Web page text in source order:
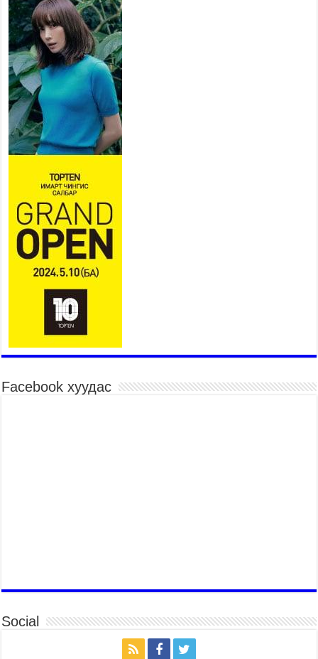
байгууллагууд дараах
хуваарийн дагуу ажиллана
2026 оны 7 сар 15 / 11 цаг 18 минут
Үндэсний их баяр наадам
эхэллээ
2026 оны 7 сар 15 / 11 цаг 14 минут
Үер усны аюулаас сэргийлж, нийслэлийн Онцгой
байдлын газрын 162 алба хаагч үүрэг гүйцэтгэж
байна
2026 оны 7 сар 15 / 11 цаг 07 минут
Үндэсний их сурын харваанд 850 харваач цэц
мэргэнээ сорьж байна
2026 оны 7 сар 15 / 11 цаг 03 минут
Төв цэнгэлдэхийн эргэн тойронд
2026 оны 7 сар 15 / 10 цаг 58 минут
Үндэсний их баяр наадмын шагайн харваа
насанд хүрэгчдийн багийн харваагаар
үргэлжилж байна
2026 оны 7 сар 15 / 10 цаг 52 минут
Үндэсний их баяр наадмын хүчит бөхийн
барилдаан эхэллээ
2026 оны 7 сар 15 / 10 цаг 46 минут
Үндэсний хувцасны өдрийг тохиолдуулан
“Дээлтэй монгол наадам” боллоо
Өв соёлоо тээж яваа уяачдын галаар УИХ-ын
2026 оны 7 сар 14 / 17 цаг 40 минут
Facebook хуудас
Social